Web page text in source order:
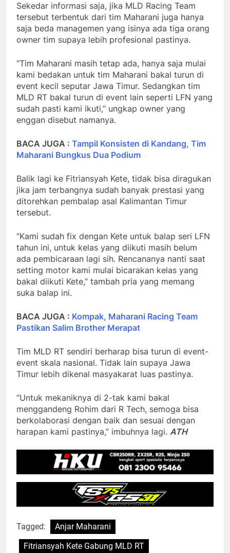
Sekedar informasi saja, jika MLD Racing Team
tersebut terbentuk dari tim Maharani juga hanya
saja beda managemen yang isinya ada tiga orang
owner tim supaya lebih profesional pastinya.
“Tim Maharani masih tetap ada, hanya saja mulai
kami bedakan untuk tim Maharani bakal turun di
event kecil seputar Jawa Timur. Sedangkan tim
MLD RT bakal turun di event lain seperti LFN yang
sudah pasti kami ikuti,” ungkap owner yang
enggan disebut namanya.
BACA JUGA : Tampil Konsisten di Kandang, Tim
Maharani Bungkus Dua Podium
Balik lagi ke Fitriansyah Kete, tidak bisa diragukan
jika jam terbangnya sudah banyak prestasi yang
ditorehkan pembalap asal Kalimantan Timur
tersebut.
“Kami sudah fix dengan Kete untuk balap seri LFN
tahun ini, untuk kelas yang diikuti masih belum
ada pembicaraan lagi sih. Rencananya nanti saat
setting motor kami mulai bicarakan kelas yang
bakal diikuti Kete,” tambah pria yang memang
suka balap ini.
BACA JUGA : Kompak, Maharani Racing Team
Pastikan Salim Brother Merapat
Tim MLD RT sendiri berharap bisa turun di event-
event skala nasional. Tidak lain supaya Jawa
Timur lebih dikenal masyakarat luas pastinya.
“Untuk mekaniknya di 2-tak kami bakal
menggandeng Rohim dari R Tech, semoga bisa
berkolaborasi dengan baik dan sesuai dengan
harapan kami pastinya,” imbuhnya lagi. ATH
Tagged:
Anjar Maharani
Fitriansyah Kete Gabung MLD RT